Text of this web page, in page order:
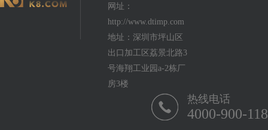
网址：
http://www.dtimp.com
地址：深圳市坪山区
出口加工区荔景北路3
号海翔工业园a-2栋厂
房3楼
热线电话
4000-900-118